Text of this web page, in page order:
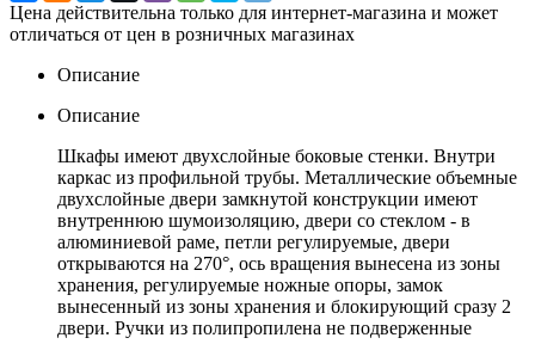
Цена действительна только для интернет-магазина и может
отличаться от цен в розничных магазинах
Описание
Описание
Шкафы имеют двухслойные боковые стенки. Внутри
каркас из профильной трубы. Металлические объемные
двухслойные двери замкнутой конструкции имеют
внутреннюю шумоизоляцию, двери со стеклом - в
алюминиевой раме, петли регулируемые, двери
открываются на 270°, ось вращения вынесена из зоны
хранения, регулируемые ножные опоры, замок
вынесенный из зоны хранения и блокирующий сразу 2
двери. Ручки из полипропилена не подверженные